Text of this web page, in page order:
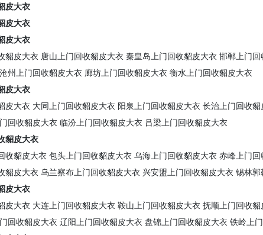
皮大衣
皮大衣
皮大衣
貂皮大衣 唐山上门回收貂皮大衣 秦皇岛上门回收貂皮大衣 邯郸上门
沧州上门回收貂皮大衣 廊坊上门回收貂皮大衣 衡水上门回收貂皮大衣
皮大衣
皮大衣 大同上门回收貂皮大衣 阳泉上门回收貂皮大衣 长治上门回收貂
回收貂皮大衣 临汾上门回收貂皮大衣 吕梁上门回收貂皮大衣
貂皮大衣
收貂皮大衣 包头上门回收貂皮大衣 乌海上门回收貂皮大衣 赤峰上门
貂皮大衣 乌兰察布上门回收貂皮大衣 兴安盟上门回收貂皮大衣 锡林郭
皮大衣
皮大衣 大连上门回收貂皮大衣 鞍山上门回收貂皮大衣 抚顺上门回收貂
回收貂皮大衣 辽阳上门回收貂皮大衣 盘锦上门回收貂皮大衣 铁岭上